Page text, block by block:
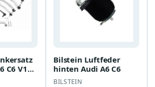
C6 V10-
Bilstein Luftfeder
hinten Audi A6 C6
BILSTEIN